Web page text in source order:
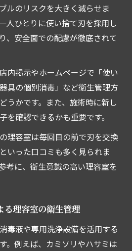
ルのリスクを大きく減らせま
人ひとりに使い捨て刃を採用し
、安全面での配慮が徹底されて
内掲示やホームページで「使い
具の個別消毒」など衛生管理方
うかです。また、施術時に新し
を確認できるかも重要です。
理容室は毎回目の前で刃を交換
いった口コミも多く見られま
考に、衛生意識の高い理容室を
る理容室の衛生管理
毒液や専用洗浄設備を活用する
。例えば、カミソリやハサミは